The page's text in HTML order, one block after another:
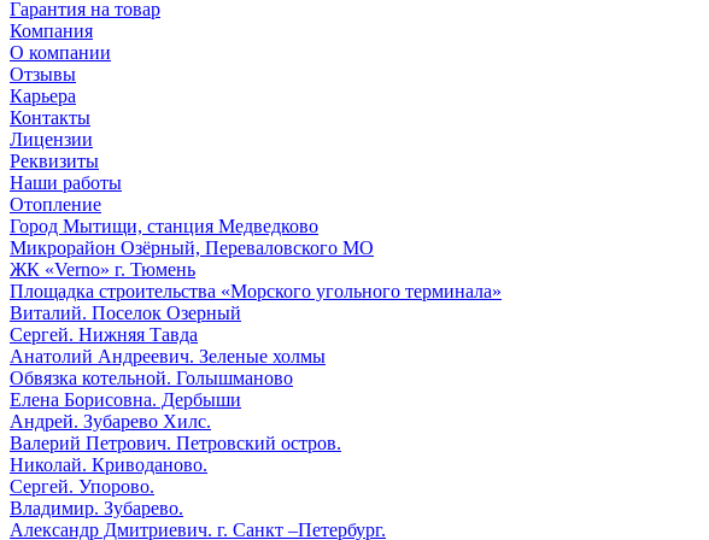
Гарантия на товар
Компания
О компании
Отзывы
Карьера
Контакты
Лицензии
Реквизиты
Наши работы
Отопление
Город Мытищи, станция Медведково
Микрорайон Озёрный, Переваловского МО
ЖК «Verno» г. Тюмень
Площадка строительства «Морского угольного терминала»
Виталий. Поселок Озерный
Сергей. Нижняя Тавда
Анатолий Андреевич. Зеленые холмы
Обвязка котельной. Голышманово
Елена Борисовна. Дербыши
Андрей. Зубарево Хилс.
Валерий Петрович. Петровский остров.
Николай. Криводаново.
Сергей. Упорово.
Владимир. Зубарево.
Александр Дмитриевич. г. Санкт –Петербург.